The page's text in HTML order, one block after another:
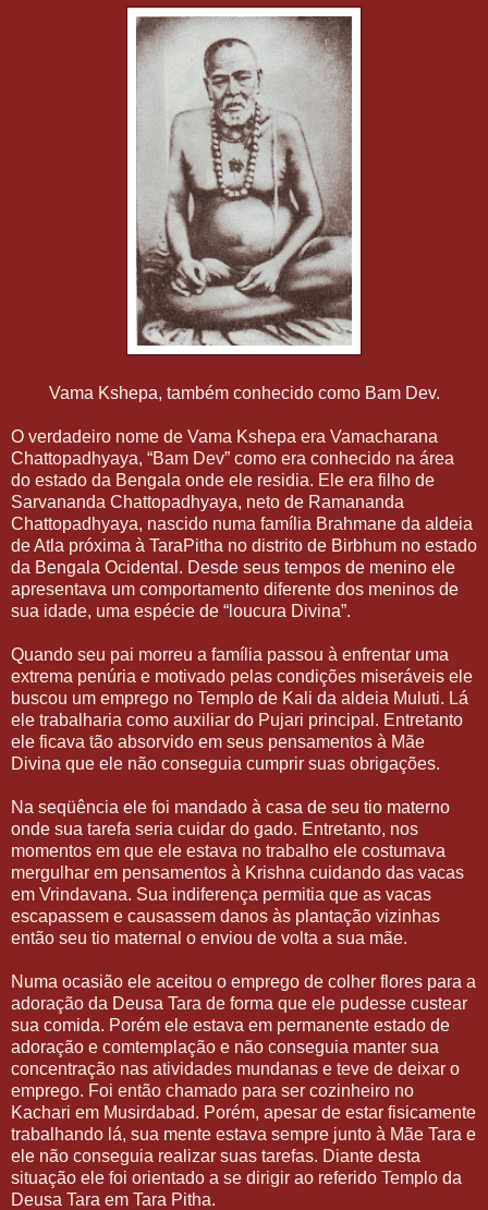
Vama Kshepa, também conhecido como Bam Dev.
O verdadeiro nome de Vama Kshepa era Vamacharana
Chattopadhyaya, “Bam Dev” como era conhecido na área
do estado da Bengala onde ele residia. Ele era filho de
Sarvananda Chattopadhyaya, neto de Ramananda
Chattopadhyaya, nascido numa família Brahmane da aldeia
de Atla próxima à TaraPitha no distrito de Birbhum no estado
da Bengala Ocidental. Desde seus tempos de menino ele
apresentava um comportamento diferente dos meninos de
sua idade, uma espécie de “loucura Divina”.
Quando seu pai morreu a família passou à enfrentar uma
extrema penúria e motivado pelas condições miseráveis ele
buscou um emprego no Templo de Kali da aldeia Muluti. Lá
ele trabalharia como auxiliar do Pujari principal. Entretanto
ele ficava tão absorvido em seus pensamentos à Mãe
Divina que ele não conseguia cumprir suas obrigações.
Na seqüência ele foi mandado à casa de seu tio materno
onde sua tarefa seria cuidar do gado. Entretanto, nos
momentos em que ele estava no trabalho ele costumava
mergulhar em pensamentos à Krishna cuidando das vacas
em Vrindavana. Sua indiferença permitia que as vacas
escapassem e causassem danos às plantação vizinhas
então seu tio maternal o enviou de volta a sua mãe.
Numa ocasião ele aceitou o emprego de colher flores para a
adoração da Deusa Tara de forma que ele pudesse custear
sua comida. Porém ele estava em permanente estado de
adoração e comtemplação e não conseguia manter sua
concentração nas atividades mundanas e teve de deixar o
emprego. Foi então chamado para ser cozinheiro no
Kachari em Musirdabad. Porém, apesar de estar fisicamente
trabalhando lá, sua mente estava sempre junto à Mãe Tara e
ele não conseguia realizar suas tarefas. Diante desta
situação ele foi orientado a se dirigir ao referido Templo da
Deusa Tara em Tara Pitha.